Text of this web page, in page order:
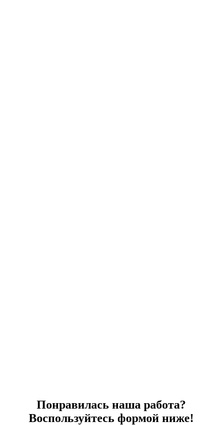
Понравилась наша работа?
Воспользуйтесь формой ниже!